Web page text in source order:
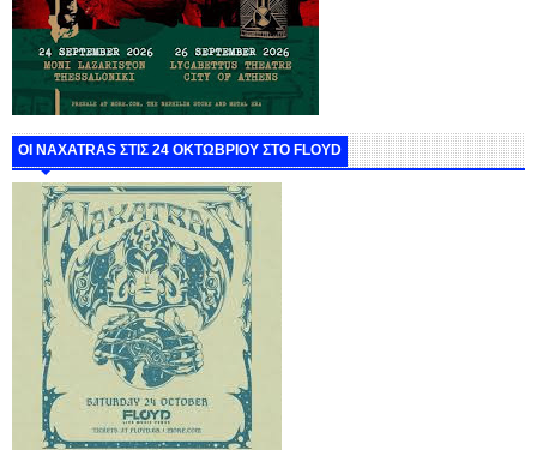
ΟΙ NAXATRAS ΣΤΙΣ 24 ΟΚΤΩΒΡΙΟΥ ΣΤΟ FLOYD